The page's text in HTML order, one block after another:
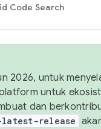
Code Search
2026, untuk
untuk
dan
latest-release